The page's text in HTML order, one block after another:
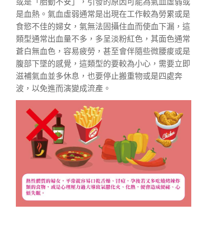
或是「胎動不安」，引發的原因可能為氣血虛弱或
是血熱。氣血虛弱通常是出現在工作較為勞累或是
食慾不佳的婦女，氣無法固攝住血而使血下漏，這
類型通常出血量不多，多呈淡粉紅色，其面色通常
蒼白無血色，容易疲勞，甚至會伴隨些微腰痠或是
腹部下墜的感覺，這類型的要較為小心，需要立即
滋補氣血並多休息，也要停止搬重物或是四處奔
波，以免進而演變成流產。